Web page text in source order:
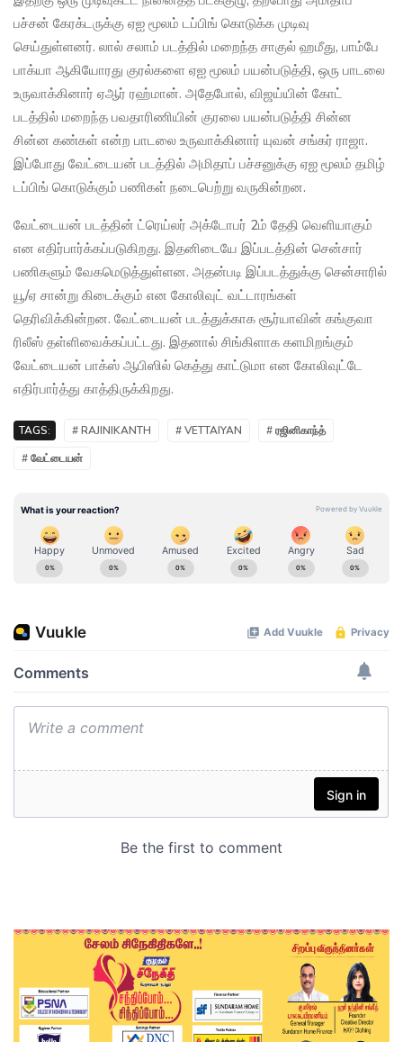
பச்சன் கேரக்டருக்கு ஏஐ மூலம் டப்பிங் கொடுக்க முடிவு
செய்துள்ளனர். லால் சலாம் படத்தில் மறைந்த சாகுல் ஹமீது, பாம்பே
பாக்யா ஆகியோரது குரல்களை ஏஐ மூலம் பயன்படுத்தி, ஒரு பாடலை
உருவாக்கினார் ஏஆர் ரஹ்மான். அதேபோல், விஜய்யின் கோட்
படத்தில் மறைந்த பவதாரிணியின் குரலை பயன்படுத்தி சின்ன
சின்ன கண்கள் என்ற பாடலை உருவாக்கினார் யுவன் சங்கர் ராஜா.
இப்போது வேட்டையன் படத்தில் அமிதாப் பச்சனுக்கு ஏஐ மூலம் தமிழ்
டப்பிங் கொடுக்கும் பணிகள் நடைபெற்று வருகின்றன.
வேட்டையன் படத்தின் ட்ரெய்லர் அக்டோபர் 2ம் தேதி வெளியாகும்
என எதிர்பார்க்கப்படுகிறது. இதனிடையே இப்படத்தின் சென்சார்
பணிகளும் வேகமெடுத்துள்ளன. அதன்படி இப்படத்துக்கு சென்சாரில்
யூ/ஏ சான்று கிடைக்கும் என கோலிவுட் வட்டாரங்கள்
தெரிவிக்கின்றன. வேட்டையன் படத்துக்காக சூர்யாவின் கங்குவா
ரிலீஸ் தள்ளிவைக்கப்பட்டது. இதனால் சிங்கிளாக களமிறங்கும்
வேட்டையன் பாக்ஸ் ஆபிஸில் கெத்து காட்டுமா என கோலிவுட்டே
எதிர்பார்த்து காத்திருக்கிறது.
TAGS: # RAJINIKANTH # VETTAIYAN
# ரஜினிகாந்த்
# வேட்டையன்